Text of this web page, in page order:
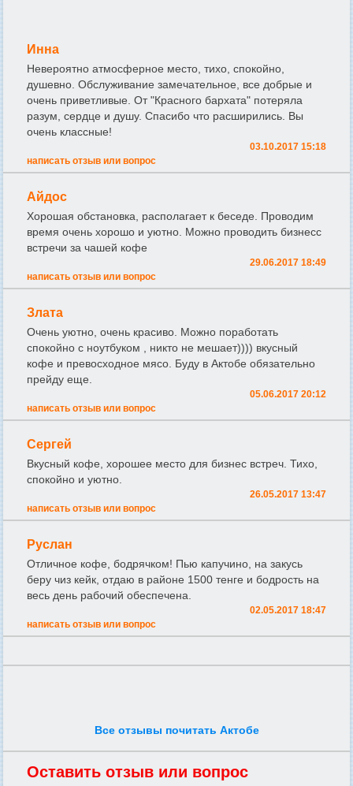
Инна
Невероятно атмосферное место, тихо, спокойно,
душевно. Обслуживание замечательное, все добрые и
очень приветливые. От "Красного бархата" потеряла
разум, сердце и душу. Спасибо что расширились. Вы
очень классные!
03.10.2017 15:18
написать отзыв или вопрос
Айдос
Хорошая обстановка, располагает к беседе. Проводим
время очень хорошо и уютно. Можно проводить бизнесс
встречи за чашей кофе
29.06.2017 18:49
написать отзыв или вопрос
Злата
Очень уютно, очень красиво. Можно поработать
спокойно с ноутбуком , никто не мешает)))) вкусный
кофе и превосходное мясо. Буду в Актобе обязательно
прейду еще.
05.06.2017 20:12
написать отзыв или вопрос
Сергей
Вкусный кофе, хорошее место для бизнес встреч. Тихо,
спокойно и уютно.
26.05.2017 13:47
написать отзыв или вопрос
Руслан
Отличное кофе, бодрячком! Пью капучино, на закусь
беру чиз кейк, отдаю в районе 1500 тенге и бодрость на
весь день рабочий обеспечена.
02.05.2017 18:47
написать отзыв или вопрос
Все отзывы почитать Актобе
Оставить отзыв или вопрос